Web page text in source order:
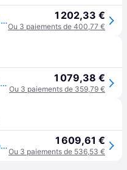
Samsung Galaxy S26 Ultra 5G 12GB 6.9" 256GB Noir Quadruple caméra 1 202,33 €
Ou 3 paiements de 400,77 €
Samsung Galaxy S26 Ultra 17,5 cm (6.9") Double SIM SM-S948BZKDEEB 1 079,38 €
Ou 3 paiements de 359,79 €
Samsung Galaxy S26 Ultra - Enterprise Edition - 5G smartphone - 256 Go - GSM 1 609,61 €
Ou 3 paiements de 536,53 €